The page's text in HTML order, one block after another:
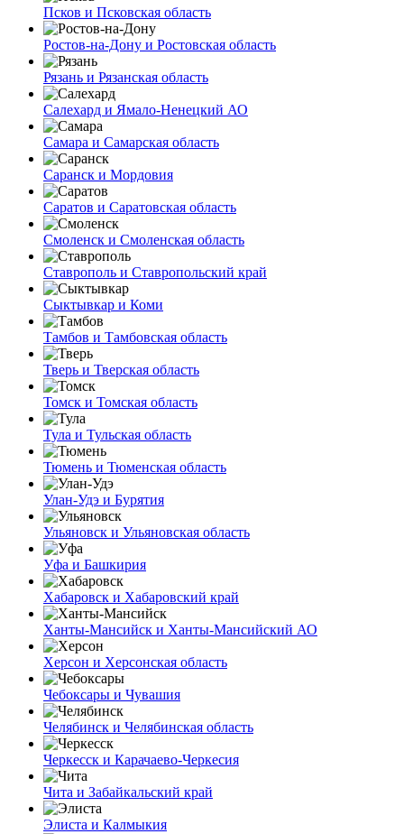
Псков и Псковская область
Ростов-на-Дону и Ростовская область
Рязань и Рязанская область
Салехард и Ямало-Ненецкий АО
Самара и Самарская область
Саранск и Мордовия
Саратов и Саратовская область
Смоленск и Смоленская область
Ставрополь и Ставропольский край
Сыктывкар и Коми
Тамбов и Тамбовская область
Тверь и Тверская область
Томск и Томская область
Тула и Тульская область
Тюмень и Тюменская область
Улан-Удэ и Бурятия
Ульяновск и Ульяновская область
Уфа и Башкирия
Хабаровск и Хабаровский край
Ханты-Мансийск и Ханты-Мансийский АО
Херсон и Херсонская область
Чебоксары и Чувашия
Челябинск и Челябинская область
Черкесск и Карачаево-Черкесия
Чита и Забайкальский край
Элиста и Калмыкия